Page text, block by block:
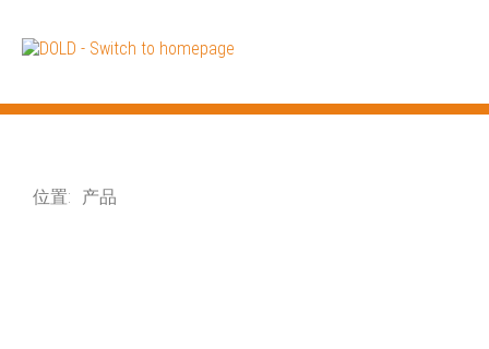
位置: 产品